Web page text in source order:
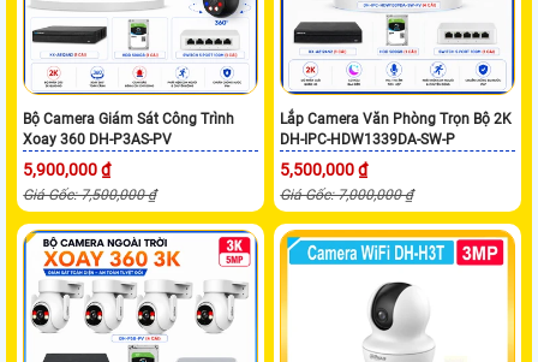
Bộ Camera Giám Sát Công Trình
Xoay 360 DH-P3AS-PV
5,900,000 ₫
Giá Gốc: 7,500,000 ₫
Lắp Camera Văn Phòng Trọn Bộ 2K
DH-IPC-HDW1339DA-SW-P
5,500,000 ₫
Giá Gốc: 7,000,000 ₫